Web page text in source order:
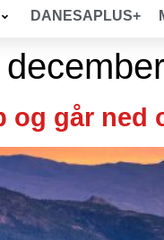
DANESAPLUS+
og går ned